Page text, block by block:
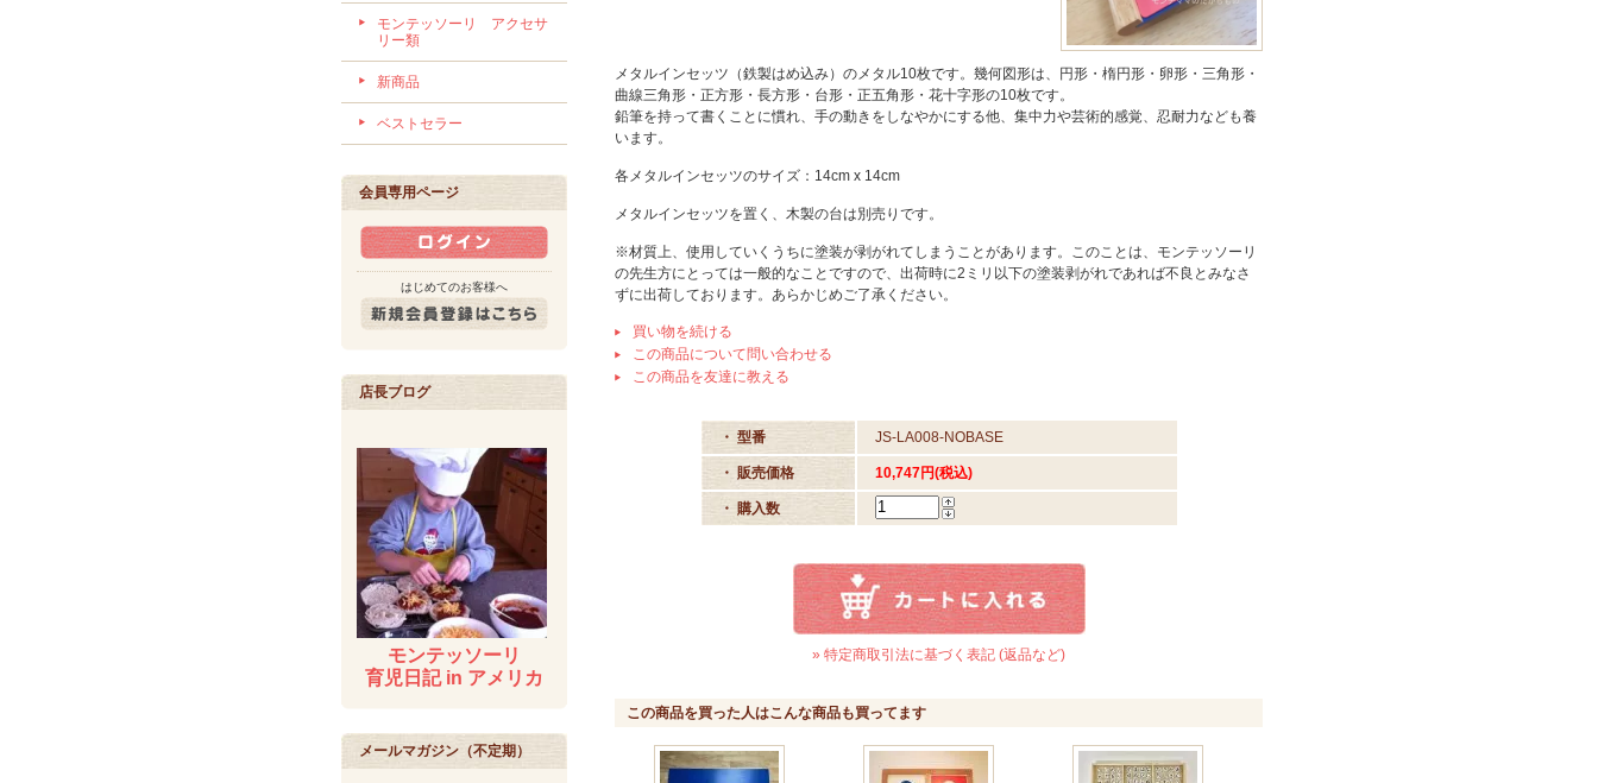
モンテッソーリ アクセサ
リー類
新商品
ベストセラー
会員専用ページ
はじめてのお客様へ
店長ブログ
モンテッソーリ
育児日記 in アメリカ
メールマガジン（不定期）
メタルインセッツ（鉄製はめ込み）のメタル10枚です。幾何図形は、円形・楕円形・卵形・三角形・
曲線三角形・正方形・長方形・台形・正五角形・花十字形の10枚です。
鉛筆を持って書くことに慣れ、手の動きをしなやかにする他、集中力や芸術的感覚、忍耐力なども養
います。
各メタルインセッツのサイズ：14cm x 14cm
メタルインセッツを置く、木製の台は別売りです。
※材質上、使用していくうちに塗装が剥がれてしまうことがあります。このことは、モンテッソーリ
の先生方にとっては一般的なことですので、出荷時に2ミリ以下の塗装剥がれであれば不良とみなさ
ずに出荷しております。あらかじめご了承ください。
買い物を続ける
この商品について問い合わせる
この商品を友達に教える
・ 型番 JS-LA008-NOBASE
・ 販売価格 10,747円(税込)
・ 購入数
» 特定商取引法に基づく表記 (返品など)
この商品を買った人はこんな商品も買ってます